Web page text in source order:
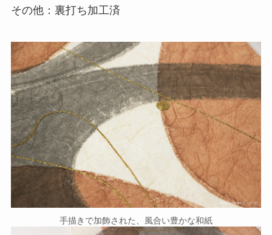
その他：裏打ち加工済
手描きで加飾された、風合い豊かな和紙